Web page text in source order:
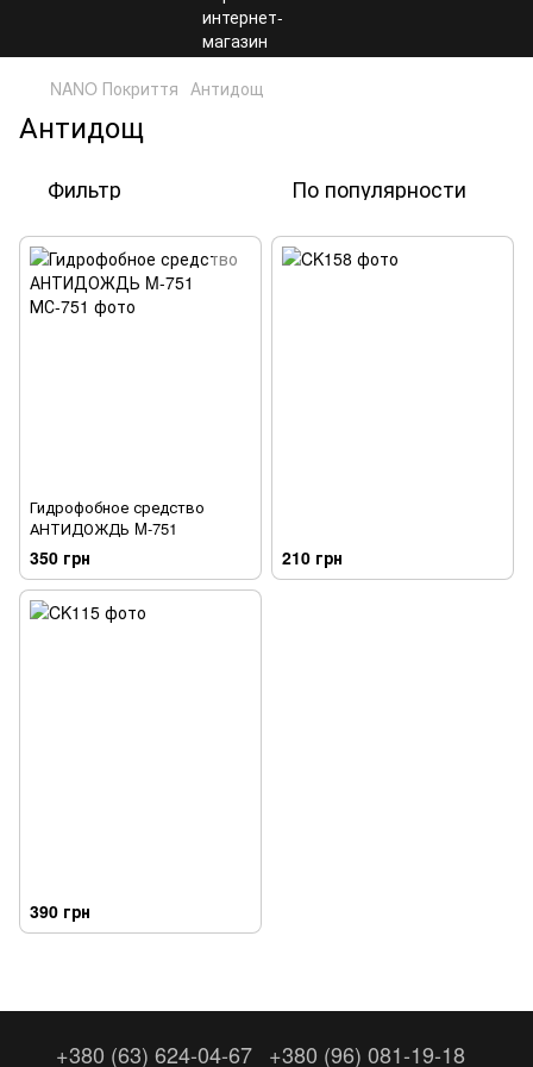
NANO Покриття Антидощ
Антидощ
Фильтр По популярности
Гидрофобное средство
АНТИДОЖДЬ M-751
350 грн 210 грн
390 грн
+380 (63) 624-04-67 +380 (96) 081-19-18